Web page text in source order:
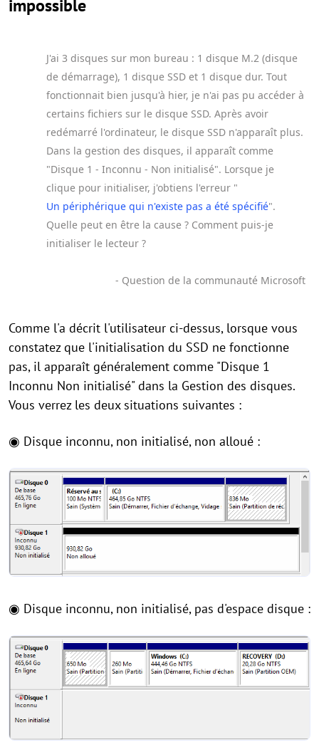
impossible
J'ai 3 disques sur mon bureau : 1 disque M.2 (disque
de démarrage), 1 disque SSD et 1 disque dur. Tout
fonctionnait bien jusqu'à hier, je n'ai pas pu accéder à
certains fichiers sur le disque SSD. Après avoir
redémarré l'ordinateur, le disque SSD n'apparaît plus.
Dans la gestion des disques, il apparaît comme
"Disque 1 - Inconnu - Non initialisé". Lorsque je
clique pour initialiser, j'obtiens l'erreur "
Un périphérique qui n'existe pas a été spécifié".
Quelle peut en être la cause ? Comment puis-je
initialiser le lecteur ?
- Question de la communauté Microsoft
Comme l'a décrit l'utilisateur ci-dessus, lorsque vous
constatez que l'initialisation du SSD ne fonctionne
pas, il apparaît généralement comme "Disque 1
Inconnu Non initialisé" dans la Gestion des disques.
Vous verrez les deux situations suivantes :
◉ Disque inconnu, non initialisé, non alloué :
◉ Disque inconnu, non initialisé, pas d'espace disque :